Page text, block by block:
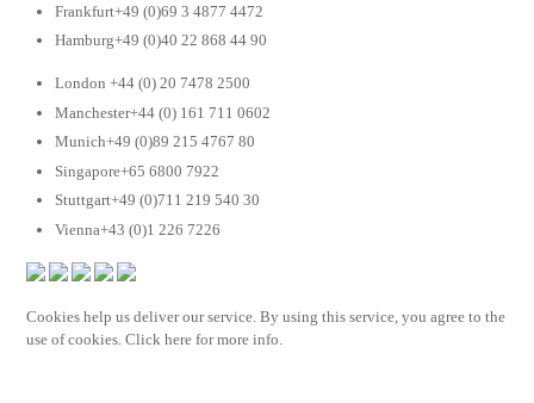
Frankfurt+49 (0)69 3 4877 4472
Hamburg+49 (0)40 22 868 44 90
London +44 (0) 20 7478 2500
Manchester+44 (0) 161 711 0602
Munich+49 (0)89 215 4767 80
Singapore+65 6800 7922
Stuttgart+49 (0)711 219 540 30
Vienna+43 (0)1 226 7226
Cookies help us deliver our service. By using this service, you agree to the
use of cookies. Click here for more info.